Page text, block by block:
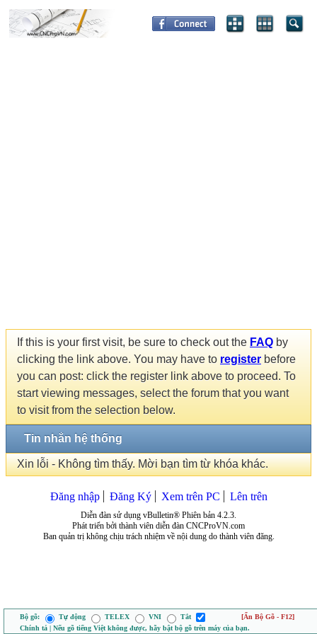
If this is your first visit, be sure to check out the FAQ by
clicking the link above. You may have to register before
you can post: click the register link above to proceed. To
start viewing messages, select the forum that you want
to visit from the selection below.
Tin nhắn hệ thống
Xin lỗi - Không tìm thấy. Mời bạn tìm từ khóa khác.
Đăng nhập Đăng Ký Xem trên PC Lên trên
Diễn đàn sử dụng vBulletin® Phiên bản 4.2.3.
Phát triển bởi thành viên diễn đàn CNCProVN.com
Ban quản trị không chịu trách nhiệm về nội dung do thành viên đăng.
Bộ gõ: Tự động TELEX VNI Tắt
[Ẩn Bộ Gõ - F12]
Chính tả | Nếu gõ tiếng Việt không được, hãy bật bộ gõ trên máy của bạn.